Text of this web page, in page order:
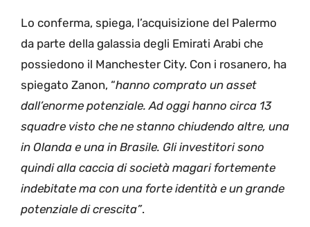
Lo conferma, spiega, l’acquisizione del Palermo
da parte della galassia degli Emirati Arabi che
possiedono il Manchester City. Con i rosanero, ha
spiegato Zanon, “hanno comprato un asset
dall’enorme potenziale. Ad oggi hanno circa 13
squadre visto che ne stanno chiudendo altre, una
in Olanda e una in Brasile. Gli investitori sono
quindi alla caccia di società magari fortemente
indebitate ma con una forte identità e un grande
potenziale di crescita”.